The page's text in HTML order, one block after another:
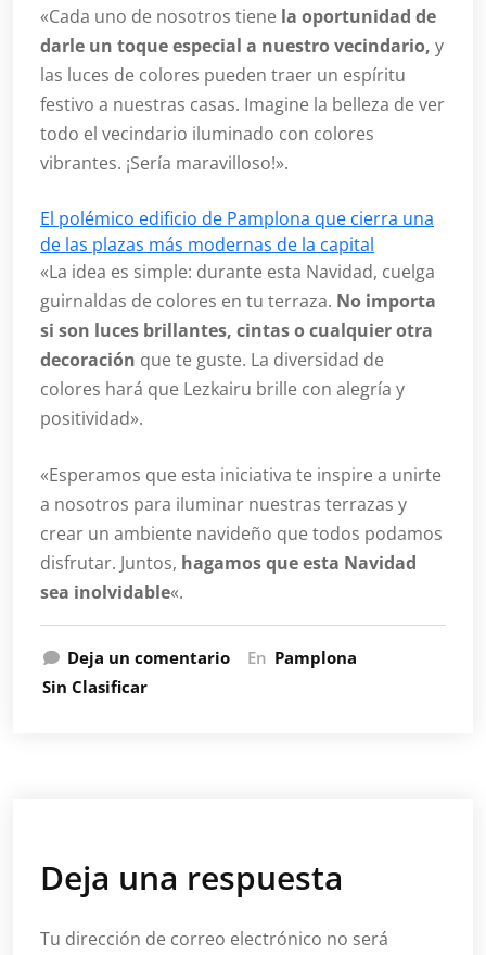
«Cada uno de nosotros tiene la oportunidad de
darle un toque especial a nuestro vecindario, y
las luces de colores pueden traer un espíritu
festivo a nuestras casas. Imagine la belleza de ver
todo el vecindario iluminado con colores
vibrantes. ¡Sería maravilloso!».
El polémico edificio de Pamplona que cierra una
de las plazas más modernas de la capital
«La idea es simple: durante esta Navidad, cuelga
guirnaldas de colores en tu terraza. No importa
si son luces brillantes, cintas o cualquier otra
decoración que te guste. La diversidad de
colores hará que Lezkairu brille con alegría y
positividad».
«Esperamos que esta iniciativa te inspire a unirte
a nosotros para iluminar nuestras terrazas y
crear un ambiente navideño que todos podamos
disfrutar. Juntos, hagamos que esta Navidad
sea inolvidable«.
Deja un comentario En Pamplona
Sin Clasificar
Deja una respuesta
Tu dirección de correo electrónico no será